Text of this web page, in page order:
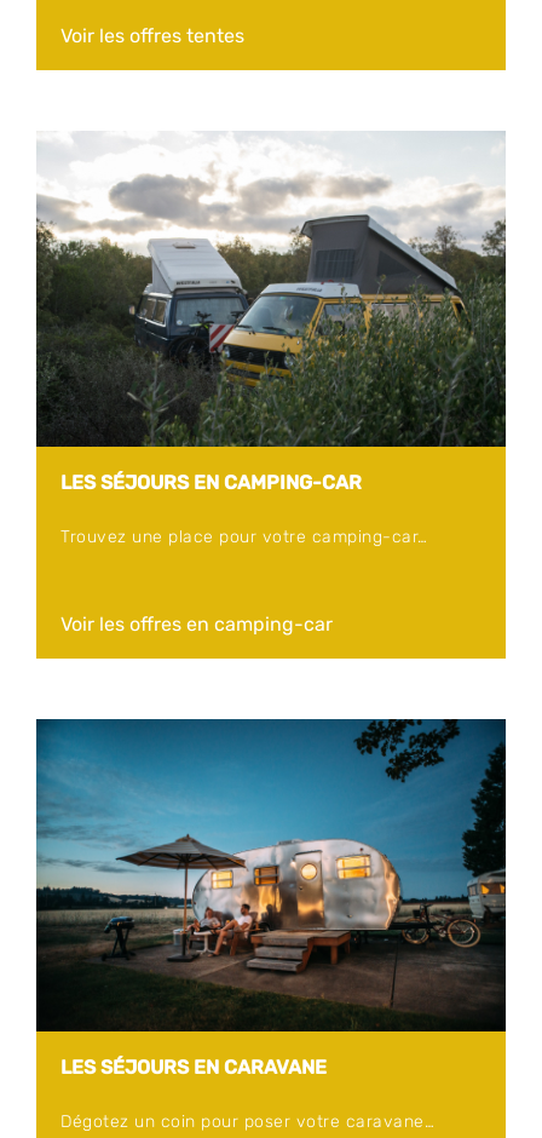
Voir les offres tentes
LES SÉJOURS EN CAMPING-CAR
Trouvez une place pour votre camping-car…
Voir les offres en camping-car
LES SÉJOURS EN CARAVANE
Dégotez un coin pour poser votre caravane…